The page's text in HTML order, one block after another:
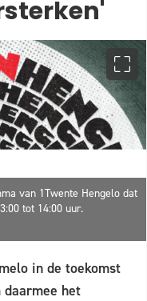
van 1Twente Hengelo dat
tot 14:00 uur.
in de toekomst
daarmee het